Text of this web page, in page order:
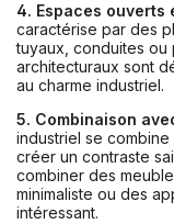
4. Espaces ouverts
caractérise par des
tuyaux, conduites ou
architecturaux sont
au charme industriel.
5. Combinaison
industriel se
créer un contraste
combiner des
minimaliste ou des
intéressant.